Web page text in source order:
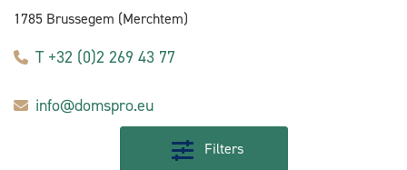
Filters
1785 Brussegem (Merchtem)
T +32 (0)2 269 43 77
info@domspro.eu